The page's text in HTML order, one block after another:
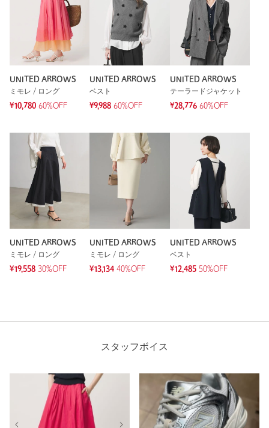
UNITED ARROWS
ミモレ / ロング
¥10,780 60%OFF
UNITED ARROWS
ベスト
¥9,988 60%OFF
UNITED ARROWS
テーラードジャケット
¥28,776 60%OFF
UNITED ARROWS
ミモレ / ロング
¥19,558 30%OFF
UNITED ARROWS
ミモレ / ロング
¥13,134 40%OFF
UNITED ARROWS
ベスト
¥12,485 50%OFF
スタッフボイス